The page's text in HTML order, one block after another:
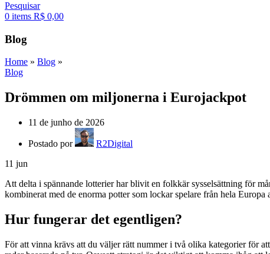
Pesquisar
0 items R$ 0,00
Blog
Home » Blog »
Blog
Drömmen om miljonerna i Eurojackpot
11 de junho de 2026
Postado por
R2Digital
11 jun
Att delta i spännande lotterier har blivit en folkkär sysselsättning för
kombinerat med de enorma potter som lockar spelare från hela Europa
Hur fungerar det egentligen?
För att vinna krävs att du väljer rätt nummer i två olika kategorier för